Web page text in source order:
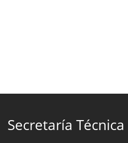
Secretaría Técnica